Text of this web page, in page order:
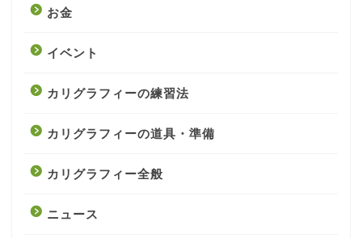
お金
イベント
カリグラフィーの練習法
カリグラフィーの道具・準備
カリグラフィー全般
ニュース